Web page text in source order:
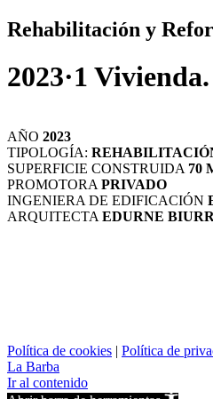
Rehabilitación y
2023·1
AÑO 2023
TIPOLOGÍA:
SUPERFICIE CONSTRUIDA 70
PROMOTORA PRIVADO
INGENIERA DE EDIFICACIÓN
ARQUITECTA EDURNE
Política de cookies | Política de
La Barba
Ir al contenido